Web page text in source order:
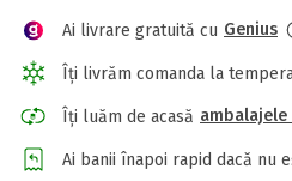
Ai livrare gratuită cu Genius
Îți livrăm comanda la
Îți luăm de acasă
Ai banii înapoi rapid dacă nu